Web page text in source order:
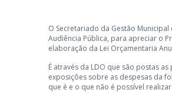
O Secretariado da Gestão
Audiência Pública, para apreciar o
elaboração da Lei Orçamentaria
É através da LDO que são postas
exposições sobre as despesas da
que é e o que não é possível